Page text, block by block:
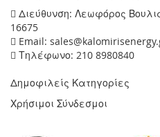
Διεύθυνση: Λεωφόρος
16675
Email:
Τηλέφωνο: 210 8980840
Δημοφιλείς Κατηγορίες
Χρήσιμοι Σύνδεσμοι